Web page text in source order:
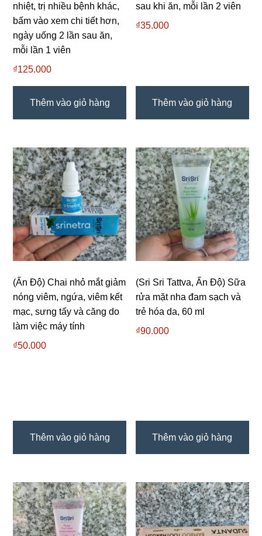
nhiệt, trị nhiều bệnh khác,
bấm vào xem chi tiết hơn,
ngày uống 2 lần sau ăn,
mỗi lần 1 viên
₫125.000
Thêm vào giỏ hàng
sau khi ăn, mỗi lần 2 viên
₫35.000
Thêm vào giỏ hàng
(Ấn Độ) Chai nhỏ mắt giảm
nóng viêm, ngứa, viêm kết
mạc, sưng tấy và căng do
làm việc máy tính
₫50.000
Thêm vào giỏ hàng
(Sri Sri Tattva, Ấn Độ) Sữa
rửa mặt nha đam sạch và
trẻ hóa da, 60 ml
₫90.000
Thêm vào giỏ hàng